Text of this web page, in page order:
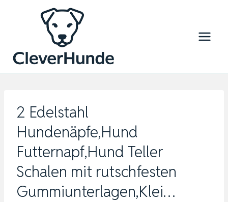
2 Edelstahl
Hundenäpfe,Hund
Futternapf,Hund Teller
Schalen mit rutschfesten
Gummiunterlagen,Klei…